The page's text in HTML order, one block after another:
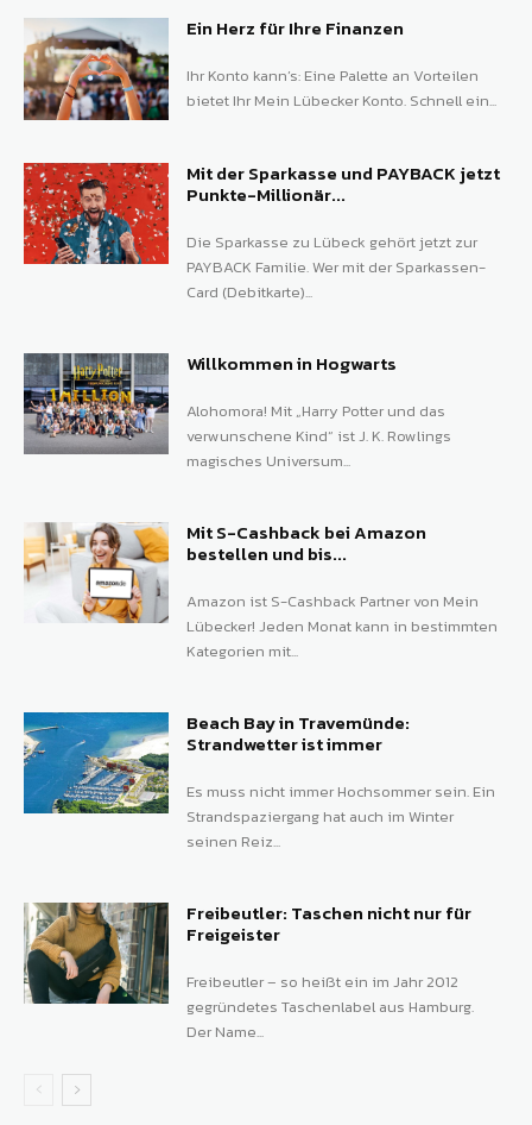
Ein Herz für Ihre Finanzen
Ihr Konto kann’s: Eine Palette an Vorteilen
bietet Ihr Mein Lübecker Konto. Schnell ein...
Mit der Sparkasse und PAYBACK jetzt
Punkte-Millionär...
Die Sparkasse zu Lübeck gehört jetzt zur
PAYBACK Familie. Wer mit der Sparkassen-
Card (Debitkarte)...
Willkommen in Hogwarts
Alohomora! Mit „Harry Potter und das
verwunschene Kind“ ist J. K. Rowlings
magisches Universum...
Mit S-Cashback bei Amazon
bestellen und bis...
Amazon ist S-Cashback Partner von Mein
Lübecker! Jeden Monat kann in bestimmten
Kategorien mit...
Beach Bay in Travemünde:
Strandwetter ist immer
Es muss nicht immer Hochsommer sein. Ein
Strandspaziergang hat auch im Winter
seinen Reiz...
Freibeutler: Taschen nicht nur für
Freigeister
Freibeutler – so heißt ein im Jahr 2012
gegründetes Taschenlabel aus Hamburg.
Der Name...